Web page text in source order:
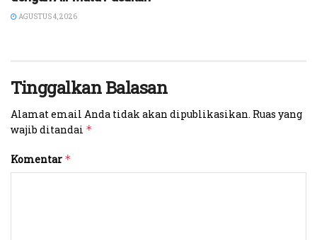
AGUSTUS 4, 2026
Tinggalkan Balasan
Alamat email Anda tidak akan dipublikasikan. Ruas yang
wajib ditandai *
Komentar *